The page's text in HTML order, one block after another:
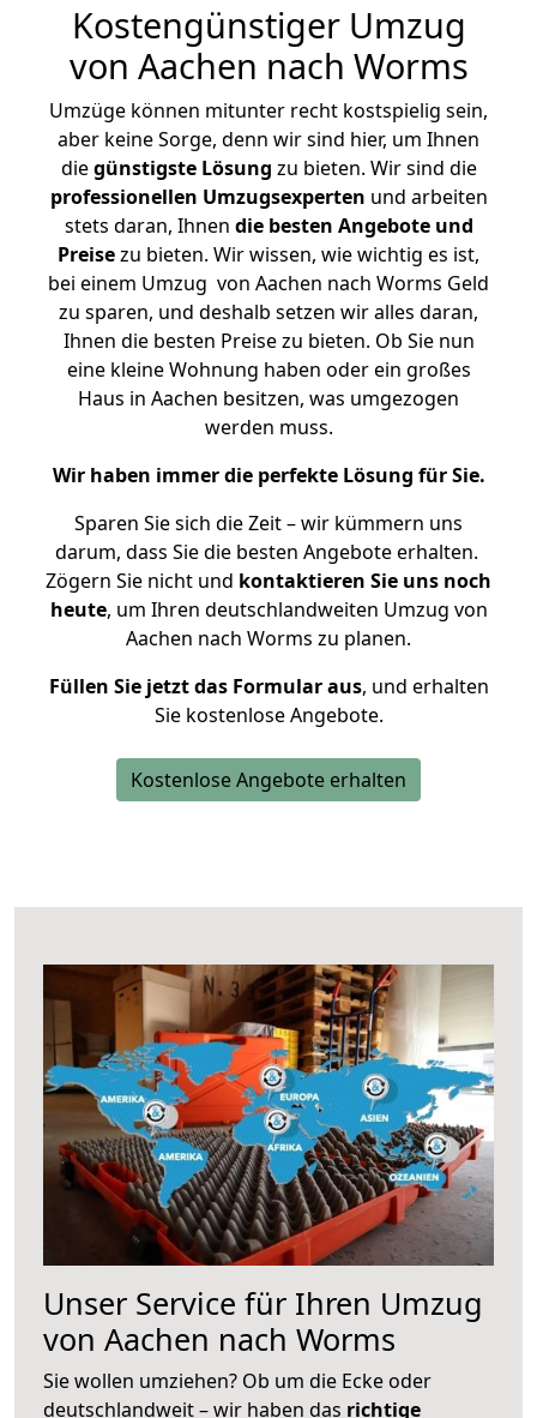
Kostengünstiger Umzug
von Aachen nach Worms
Umzüge können mitunter recht kostspielig sein,
aber keine Sorge, denn wir sind hier, um Ihnen
diegünstigste Lösung zu bieten. Wir sind die
professionellen Umzugsexperten und arbeiten
stets daran, Ihnen die besten Angebote und
Preisezu bieten. Wir wissen, wie wichtig es ist,
bei einem Umzug von Aachen nach Worms Geld
zu sparen, und deshalb setzen wir alles daran,
Ihnen die besten Preise zu bieten. Ob Sie nun
eine kleine Wohnung haben oder ein großes
Haus in Aachen besitzen, was umgezogen
werden muss.
Wir haben immer die perfekte Lösung für Sie.
Sparen Sie sich die Zeit – wir kümmern uns
darum, dass Sie die besten Angebote erhalten.
Zögern Sie nicht und kontaktieren Sie uns noch
heute, um Ihren deutschlandweiten Umzug von
Aachen nach Worms zu planen.
Füllen Sie jetzt das Formular aus, und erhalten
Sie kostenlose Angebote.
Kostenlose Angebote erhalten
Unser Service für Ihren Umzug
von Aachen nach Worms
Sie wollen umziehen? Ob um die Ecke oder
deutschlandweit – wir haben das richtige